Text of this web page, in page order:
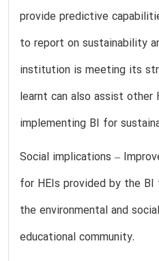
provide predictive
to report on sustainability
institution is meeting its
learnt can also assist other
implementing BI for
Social implications –
for HEIs provided by the BI
the environmental and
educational community.